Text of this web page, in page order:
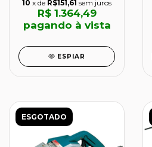
10 x de R$151,61 sem juros
R$ 1.364,49
pagando à vista
ESPIAR
ESGOTADO